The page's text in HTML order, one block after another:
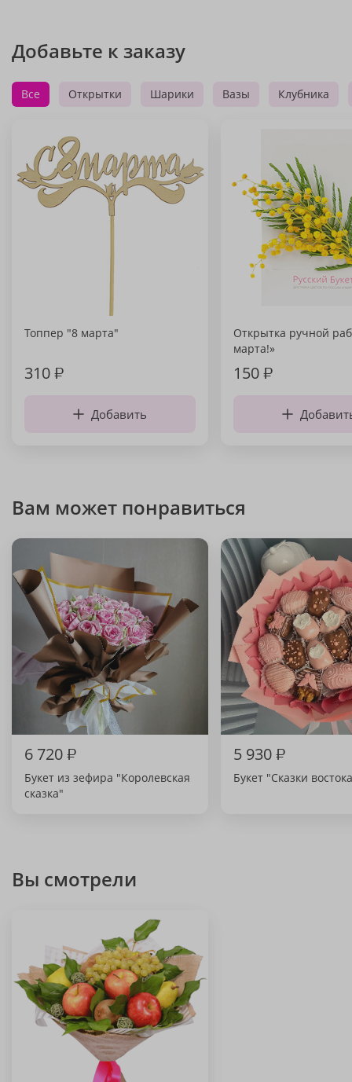
Добавьте к заказу
Все Открытки Шарики Вазы Клубника
Топпер "8 марта"
310₽
Добавить
Открытка ручной
марта!»
150₽
Вам может понравиться
6 720₽
Букет из зефира "Королевская
сказка"
5 930₽
Букет "Сказки
Вы смотрели